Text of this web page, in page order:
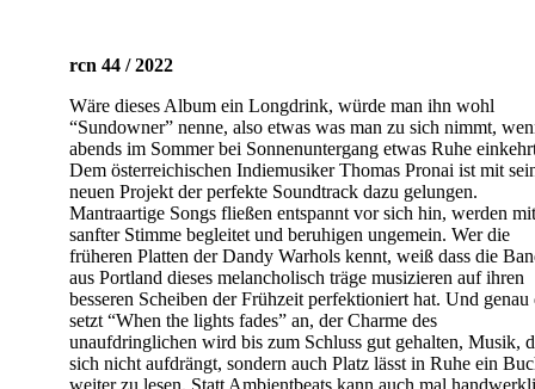
rcn 44 / 2022
Wäre dieses Album ein Longdrink, würde man ihn wohl
“Sundowner” nenne, also etwas was man zu sich nimmt,
abends im Sommer bei Sonnenuntergang etwas Ruhe
Dem österreichischen Indiemusiker Thomas Pronai ist mit
neuen Projekt der perfekte Soundtrack dazu gelungen.
Mantraartige Songs fließen entspannt vor sich hin, werden mit
sanfter Stimme begleitet und beruhigen ungemein. Wer die
früheren Platten der Dandy Warhols kennt, weiß dass die
aus Portland dieses melancholisch träge musizieren auf ihren
besseren Scheiben der Frühzeit perfektioniert hat. Und genau
setzt “When the lights fades” an, der Charme des
unaufdringlichen wird bis zum Schluss gut gehalten, Musik,
sich nicht aufdrängt, sondern auch Platz lässt in Ruhe ein
weiter zu lesen. Statt Ambientbeats kann auch mal